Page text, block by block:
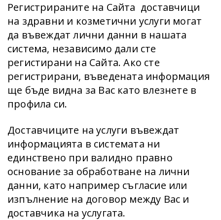
Регистрираните на Сайта доставчици
на здравни и козметични услуги могат
да въвеждат лични данни в нашата
система, независимо дали сте
регистирани на Сайта. Ако сте
регистрирани, въведената информация
ще бъде видна за Вас като влезнете в
профила си.
Доставчиците на услуги въвеждат
информацията в системата ни
единствено при валидно правно
основание за обработване на лични
данни, като например съгласие или
изпълнение на договор между Вас и
доставчика на услугата.